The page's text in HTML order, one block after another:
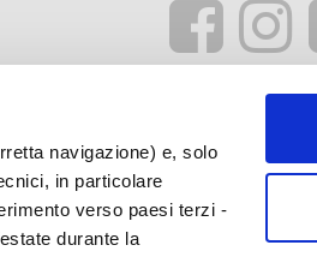
navigazione) e, solo
in particolare
verso paesi terzi -
durante la